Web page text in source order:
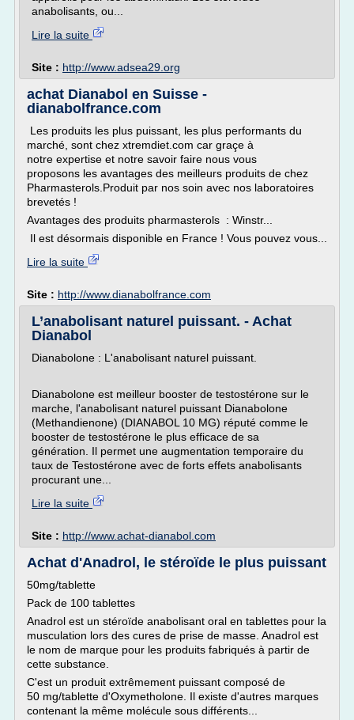
anabolisants, ou...
Lire la suite
Site : http://www.adsea29.org
achat Dianabol en Suisse -
dianabolfrance.com
Les produits les plus puissant, les plus performants du
marché, sont chez xtremdiet.com car graçe à
notre expertise et notre savoir faire nous vous
proposons les avantages des meilleurs produits de chez
Pharmasterols.Produit par nos soin avec nos laboratoires
brevetés !
Avantages des produits pharmasterols : Winstr...
Il est désormais disponible en France ! Vous pouvez vous...
Lire la suite
Site : http://www.dianabolfrance.com
L’anabolisant naturel puissant. - Achat
Dianabol
Dianabolone : L'anabolisant naturel puissant.
Dianabolone est meilleur booster de testostérone sur le
marche, l'anabolisant naturel puissant Dianabolone
(Methandienone) (DIANABOL 10 MG) réputé comme le
booster de testostérone le plus efficace de sa
génération. Il permet une augmentation temporaire du
taux de Testostérone avec de forts effets anabolisants
procurant une...
Lire la suite
Site : http://www.achat-dianabol.com
Achat d'Anadrol, le stéroïde le plus puissant
50mg/tablette
Pack de 100 tablettes
Anadrol est un stéroïde anabolisant oral en tablettes pour la
musculation lors des cures de prise de masse. Anadrol est
le nom de marque pour les produits fabriqués à partir de
cette substance.
C'est un produit extrêmement puissant composé de
50 mg/tablette d'Oxymetholone. Il existe d'autres marques
contenant la même molécule sous différents...